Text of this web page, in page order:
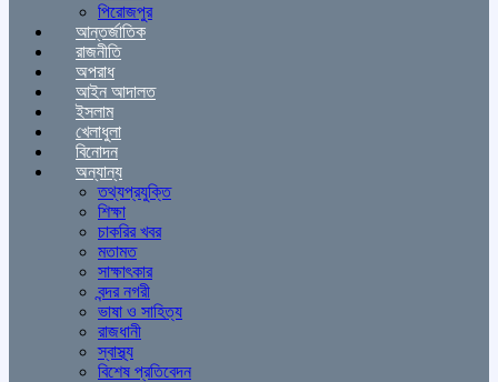
পিরোজপুর
আন্তর্জাতিক
রাজনীতি
অপরাধ
আইন আদালত
ইসলাম
খেলাধুলা
বিনোদন
অন্যান্য
তথ্যপ্রযুক্তি
শিক্ষা
চাকরির খবর
মতামত
সাক্ষাৎকার
বন্দর নগরী
ভাষা ও সাহিত্য
রাজধানী
স্বাস্থ্য
বিশেষ প্রতিবেদন